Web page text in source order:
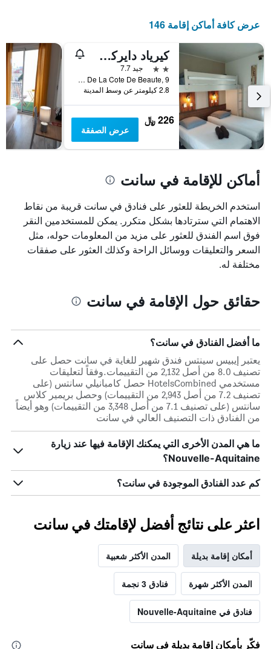
عرض كافة أماكن إقامة 146
كيرياد دايركت سانتس
2 نجمتين
جيد 7.7
Rue De La Cote De Beaute, 9, سانت, شارنت البحرية, فرنسا
2.8 كيلومتر عن وسط المدينة
226 ﷼
عرض الصفقة
أماكن للإقامة في سانت
استخدم الخريطة للعثور على فنادق في سانت قريبة من نقاط
الاهتمام التي سترتادها بشكل متكرر. يمكن للمستخدمين النقر
فوق اسم الفندق للعثور على مزيد من المعلومات حوله، مثل
السعر والتعليقات ووسائل الراحة وكذلك العثور على صفقات
مختلفة له.
حقائق حول الإقامة في سانت
ما أفضل الفنادق في سانت؟
يعتبر إيبيس سينتس فندق شهير للغاية في سانت حصل على
تصنيف 8.0 من أصل 2,132 من التقييمات.وفقاً لتعليقات
مستخدمي HotelsCombined حصل كامبانيلي سانتس (على
تصنيف 7.2 من أصل 2,943 من التقييمات) وحصل بريمير كلاس
سانتس (على تصنيف 7.1 من أصل 3,348 من التقييمات) وهو أيضاً
من الفنادق ذات التصنيف العالي في سانت
ما هي المدن الأخرى التي يمكنك الإقامة فيها عند زيارة
Nouvelle-Aquitaine؟
كم عدد الفنادق الموجودة في سانت؟
اعثر على نتائج أفضل لإقامتك في سانت
أمكان إقامة بديلة المدن الأكثر شعبية
المدن الأكثر شهرة فنادق 3 نجمة
فنادق في Nouvelle-Aquitaine
فكّر بأمكان إقامة بديلة في سانت